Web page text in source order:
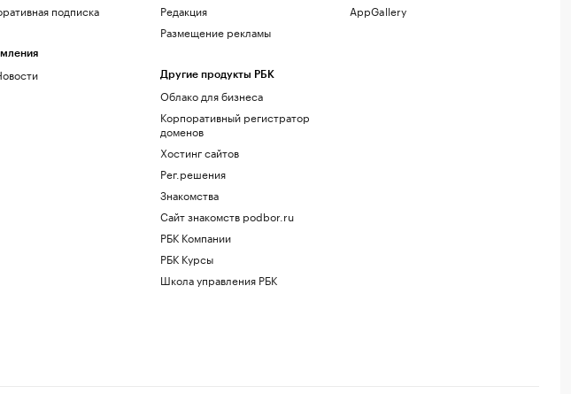
подписка
Редакция
Размещение рекламы
Другие продукты РБК
Облако для бизнеса
Корпоративный регистратор
доменов
Хостинг сайтов
Рег.решения
Знакомства
Сайт знакомств podbor.ru
РБК Компании
РБК Курсы
Школа управления РБК
AppGallery